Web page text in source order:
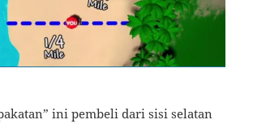
ini pembeli dari sisi selatan